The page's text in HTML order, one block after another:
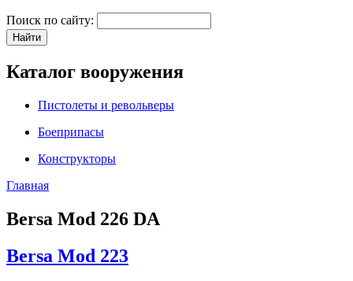
Поиск по сайту:
Каталог вооружения
Пистолеты и револьверы
Боеприпасы
Конструкторы
Главная
Bersa Mod 226 DA
Bersa Mod 223